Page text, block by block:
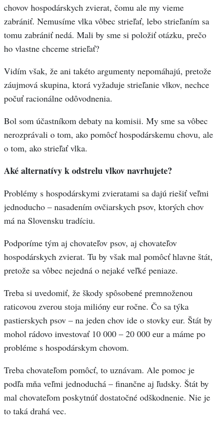
chovov hospodárskych zvierat, čomu ale my vieme
zabrániť. Nemusíme vlka vôbec strieľať, lebo strieľaním sa
tomu zabrániť nedá. Mali by sme si položiť otázku, prečo
ho vlastne chceme strieľať?
Vidím však, že ani takéto argumenty nepomáhajú, pretože
záujmová skupina, ktorá vyžaduje strieľanie vlkov, nechce
počuť racionálne odôvodnenia.
Bol som účastníkom debaty na komisii. My sme sa vôbec
nerozprávali o tom, ako pomôcť hospodárskemu chovu, ale
o tom, ako strieľať vlka.
Aké alternatívy k odstrelu vlkov navrhujete?
Problémy s hospodárskymi zvieratami sa dajú riešiť veľmi
jednoducho – nasadením ovčiarskych psov, ktorých chov
má na Slovensku tradíciu.
Podporíme tým aj chovateľov psov, aj chovateľov
hospodárskych zvierat. Tu by však mal pomôcť hlavne štát,
pretože sa vôbec nejedná o nejaké veľké peniaze.
Treba si uvedomiť, že škody spôsobené premnoženou
raticovou zverou stoja milióny eur ročne. Čo sa týka
pastierskych psov – na jeden chov ide o stovky eur. Štát by
mohol rádovo investovať 10 000 – 20 000 eur a máme po
probléme s hospodárskym chovom.
Treba chovateľom pomôcť, to uznávam. Ale pomoc je
podľa mňa veľmi jednoduchá – finančne aj ľudsky. Štát by
mal chovateľom poskytnúť dostatočné odškodnenie. Nie je
to taká drahá vec.